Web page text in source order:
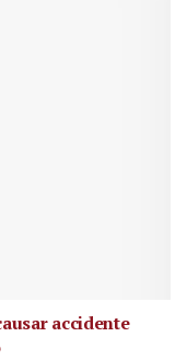
accidente